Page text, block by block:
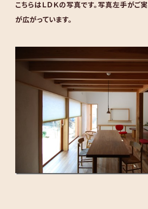
こちらはＬＤＫの写真です。写真左手がご
が広がっています。